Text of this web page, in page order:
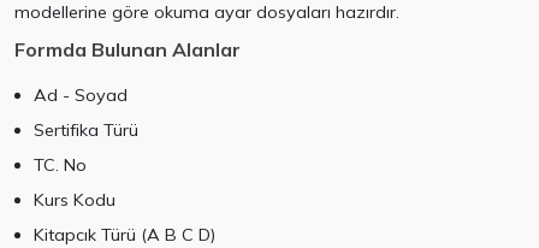
modellerine göre okuma ayar dosyaları hazırdır.
Formda Bulunan Alanlar
Ad - Soyad
Sertifika Türü
TC. No
Kurs Kodu
Kitapcık Türü (A B C D)